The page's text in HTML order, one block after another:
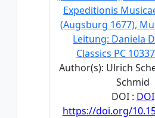
Expeditionis
(Augsburg 1677),
Leitung: Daniela
Classics PC
Author(s): Ulrich
Schmid
DOI : DOI
https://doi.org/